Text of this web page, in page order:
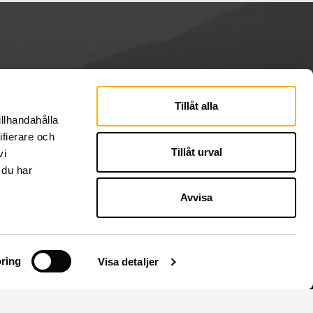
och
har
Visa detaljer
Tillåt alla
Tillåt urval
Avvisa